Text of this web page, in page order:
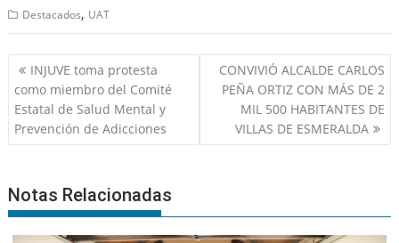
Destacados, UAT
Navegación
de
entradas
INJUVE toma protesta
como miembro del Comité
Estatal de Salud Mental y
Prevención de Adicciones
CONVIVIÓ ALCALDE CARLOS
PEÑA ORTIZ CON MÁS DE 2
MIL 500 HABITANTES DE
VILLAS DE ESMERALDA
Notas Relacionadas